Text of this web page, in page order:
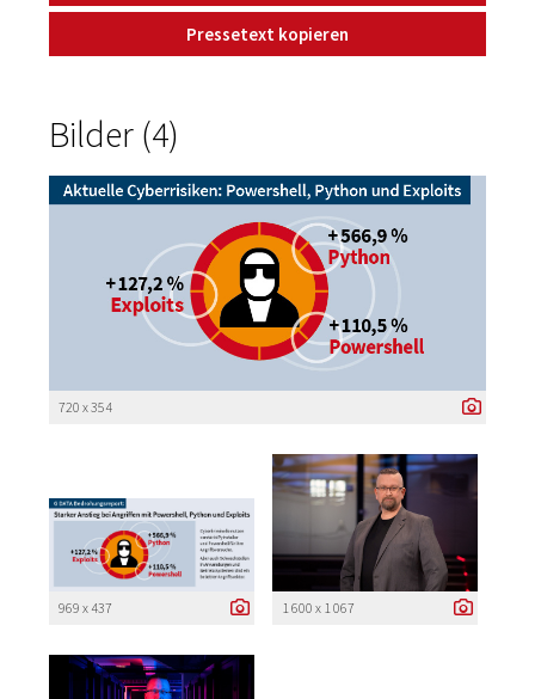
Pressetext kopieren
Bilder (4)
720 x 354
969 x 437 1 600 x 1 067